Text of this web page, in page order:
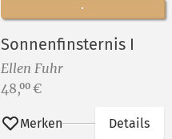
Sonnenfinsternis I
Ellen Fuhr
Preis:
48,00 €
Merken Details